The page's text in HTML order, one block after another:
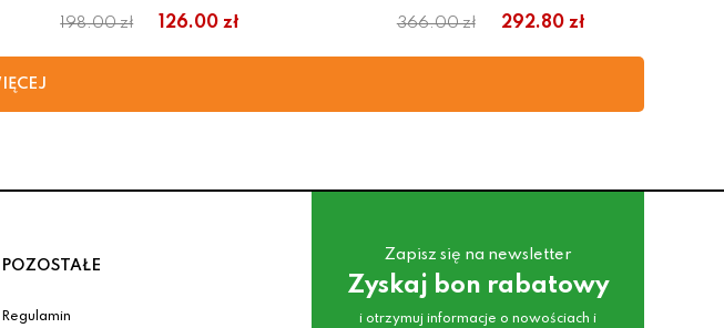
198.00 zł 126.00 zł 366.00 zł 292.80 zł
POZOSTAŁE
Regulamin
Zapisz się na newsletter
Zyskaj bon rabatowy
i otrzymuj informacje o nowościach i